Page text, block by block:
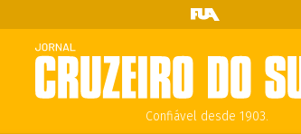
Confiável desde 1903.